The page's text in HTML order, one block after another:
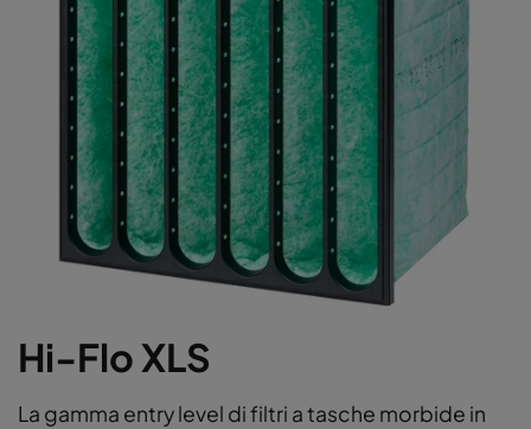
Hi-Flo XLS
La gamma entry level di filtri a tasche morbide in